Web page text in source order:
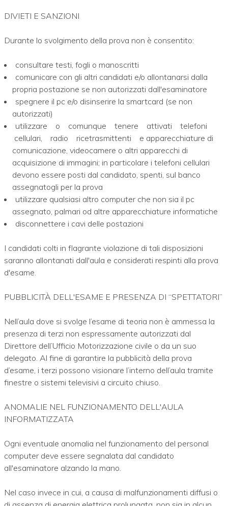
DIVIETI E SANZIONI
Durante lo svolgimento della prova non è consentito:
consultare testi, fogli o manoscritti
comunicare con gli altri candidati e/o allontanarsi dalla
propria postazione se non autorizzati dall'esaminatore
spegnere il pc e/o disinserire la smartcard (se non
autorizzati)
utilizzare o comunque tenere attivati telefoni
cellulari, radio ricetrasmittenti e apparecchiature di
comunicazione, videocamere o altri apparecchi di
acquisizione di immagini; in particolare i telefoni cellulari
devono essere posti dal candidato, spenti, sul banco
assegnatogli per la prova
utilizzare qualsiasi altro computer che non sia il pc
assegnato, palmari od altre apparecchiature informatiche
disconnettere i cavi delle postazioni
I candidati colti in flagrante violazione di tali disposizioni
saranno allontanati dall'aula e considerati respinti alla prova
d'esame.
PUBBLICITÀ DELL'ESAME E PRESENZA DI “SPETTATORI”
Nell’aula dove si svolge l’esame di teoria non è ammessa la
presenza di terzi non espressamente autorizzati dal
Direttore dell’Ufficio Motorizzazione civile o da un suo
delegato. Al fine di garantire la pubblicità della prova
d’esame, i terzi possono visionare l’interno dell’aula tramite
finestre o sistemi televisivi a circuito chiuso.
ANOMALIE NEL FUNZIONAMENTO DELL'AULA
INFORMATIZZATA
Ogni eventuale anomalia nel funzionamento del personal
computer deve essere segnalata dal candidato
all'esaminatore alzando la mano.
Nel caso invece in cui, a causa di malfunzionamenti diffusi o